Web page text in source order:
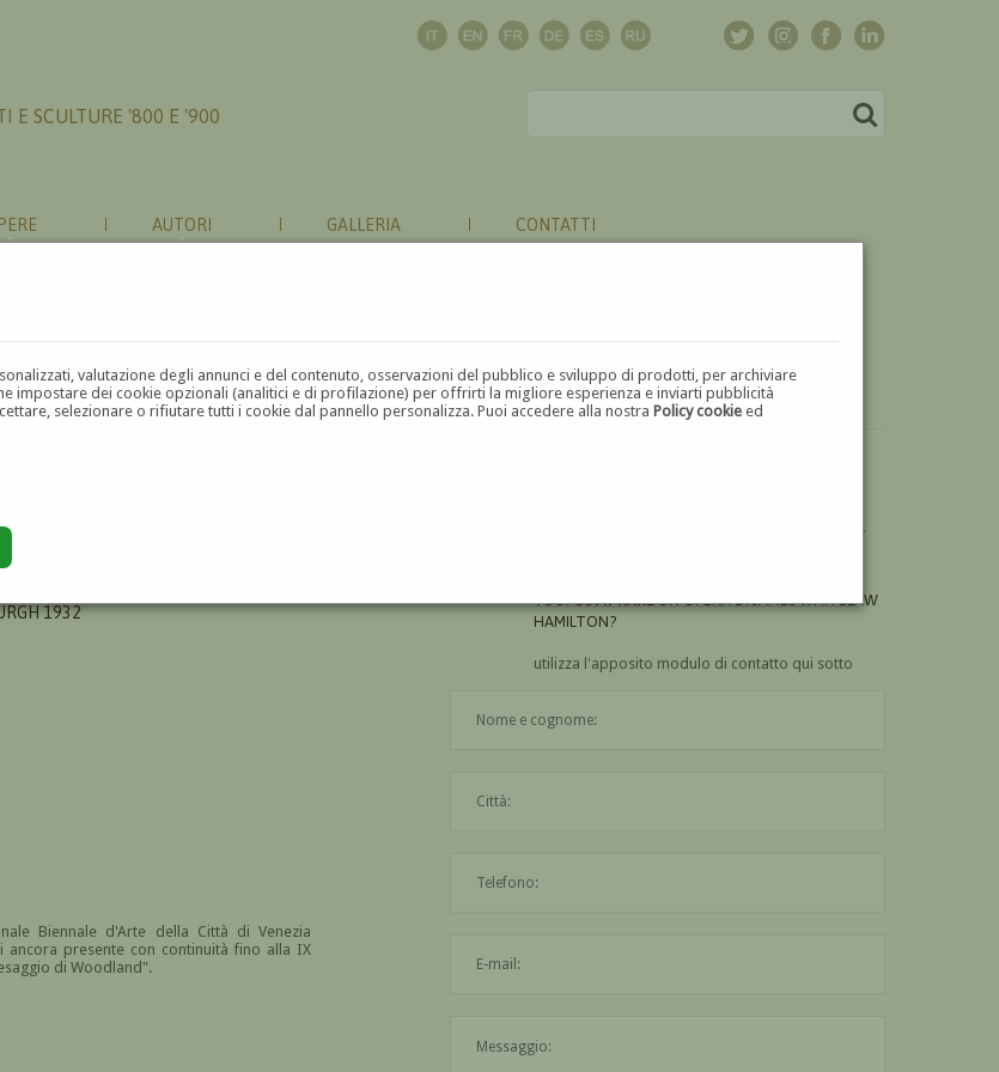
valutazione degli annunci e del contenuto, osservazioni del pubblico e sviluppo di prodotti, per archiviare
impostare dei cookie opzionali (analitici e di profilazione) per offrirti la migliore esperienza e inviarti pubblicità
selezionare o rifiutare tutti i cookie dal pannello personalizza. Puoi accedere alla nostraPolicy cookie ed
E SCULTURE '800 E '900
AUTORI GALLERIA CONTATTI
1932
Biennale d'Arte della Città di Venezia
ancora presente con continuità fino alla IX
di Woodland".
UN'OPERA DI JAMES WHITELAW
VUOICOMPRAREUN'OPERA DI JAMES WHITELAW
HAMILTON?
utilizza l'apposito modulo di contatto qui sotto